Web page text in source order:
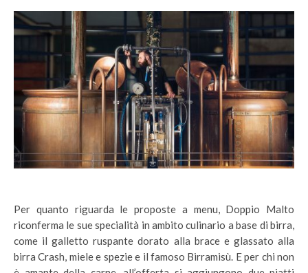
Per quanto riguarda le proposte a menu, Doppio Malto
riconferma le sue specialità in ambito culinario a base di birra,
come il galletto ruspante dorato alla brace e glassato alla
birra Crash, miele e spezie e il famoso Birramisù. E per chi non